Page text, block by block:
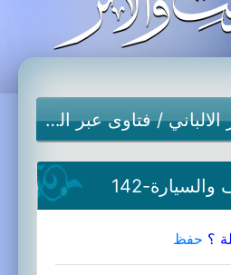
/فتاوى عبر الهاتف والسيارة
142
؟ حفظ